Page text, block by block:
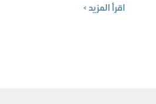
اقرأ المزيد >